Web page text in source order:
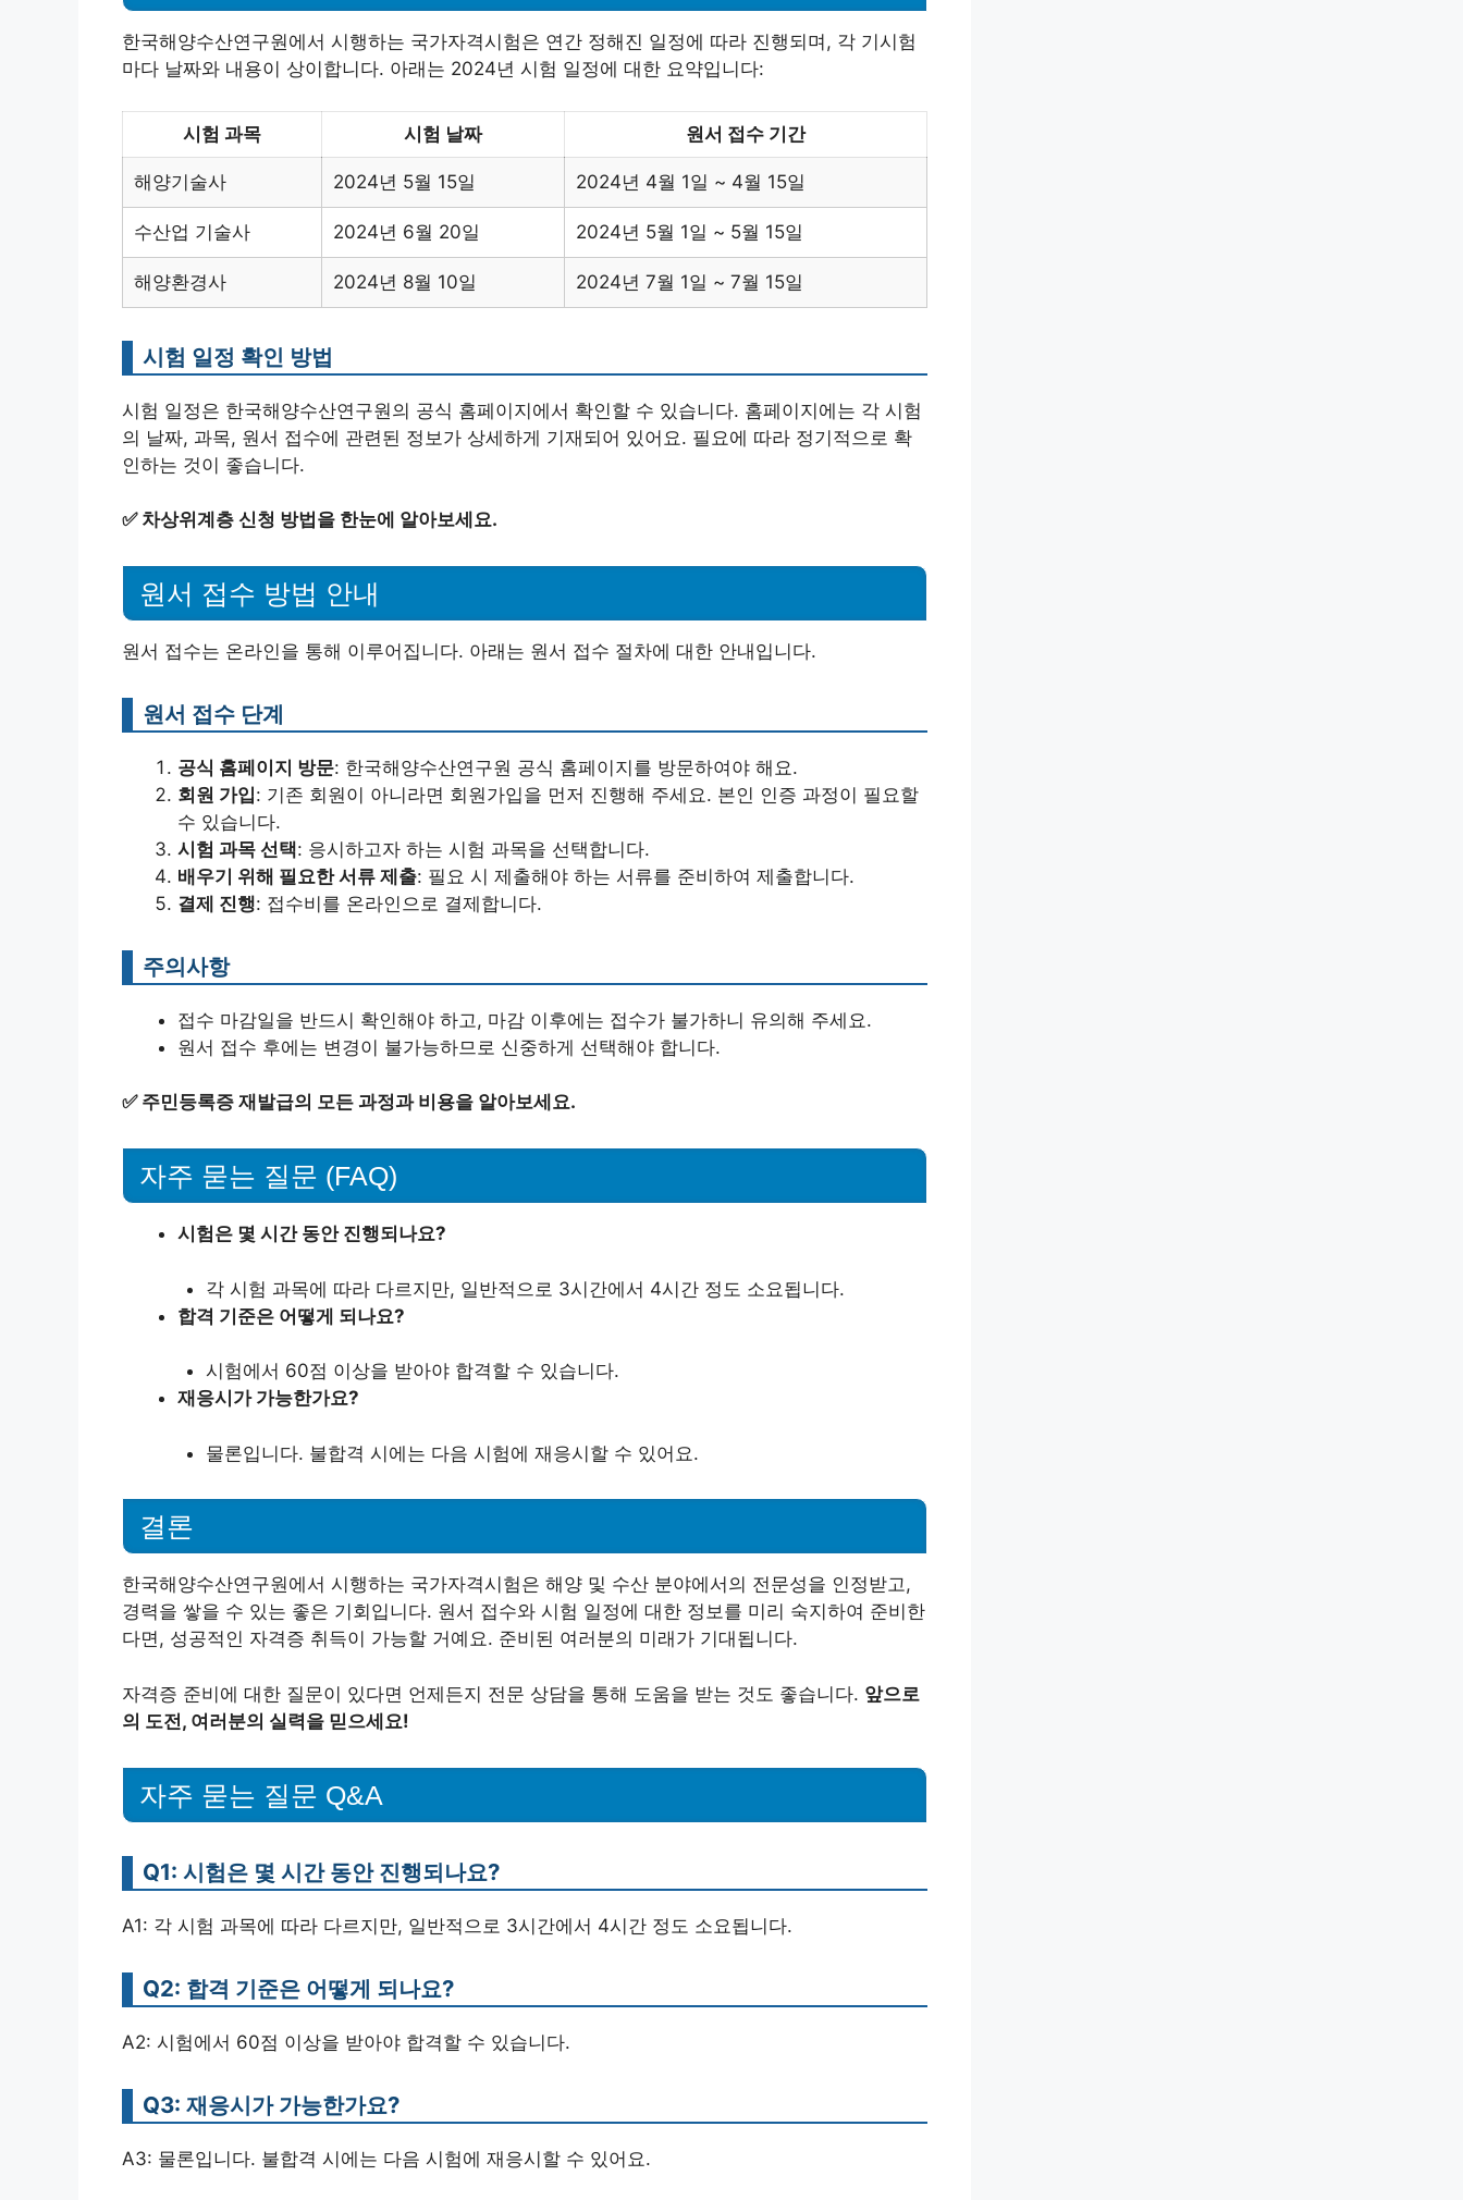
한국해양수산연구원에서 시행하는 국가자격시험은 연간 정해진 일정에 따라 진행되며, 각 기시험
마다 날짜와 내용이 상이합니다. 아래는 2024년 시험 일정에 대한 요약입니다:
시험 과목 시험 날짜 원서 접수 기간
해양기술사 2024년 5월 15일 2024년 4월 1일 ~ 4월 15일
수산업 기술사 2024년 6월 20일 2024년 5월 1일 ~ 5월 15일
해양환경사 2024년 8월 10일 2024년 7월 1일 ~ 7월 15일
시험 일정 확인 방법
시험 일정은 한국해양수산연구원의 공식 홈페이지에서 확인할 수 있습니다. 홈페이지에는 각 시험
의 날짜, 과목, 원서 접수에 관련된 정보가 상세하게 기재되어 있어요. 필요에 따라 정기적으로 확
인하는 것이 좋습니다.
✅ 차상위계층 신청 방법을 한눈에 알아보세요.
원서 접수 방법 안내
원서 접수는 온라인을 통해 이루어집니다. 아래는 원서 접수 절차에 대한 안내입니다.
원서 접수 단계
공식 홈페이지 방문: 한국해양수산연구원 공식 홈페이지를 방문하여야 해요.
회원 가입: 기존 회원이 아니라면 회원가입을 먼저 진행해 주세요. 본인 인증 과정이 필요할
수 있습니다.
시험 과목 선택: 응시하고자 하는 시험 과목을 선택합니다.
배우기 위해 필요한 서류 제출: 필요 시 제출해야 하는 서류를 준비하여 제출합니다.
결제 진행: 접수비를 온라인으로 결제합니다.
주의사항
접수 마감일을 반드시 확인해야 하고, 마감 이후에는 접수가 불가하니 유의해 주세요.
원서 접수 후에는 변경이 불가능하므로 신중하게 선택해야 합니다.
✅ 주민등록증 재발급의 모든 과정과 비용을 알아보세요.
자주 묻는 질문 (FAQ)
시험은 몇 시간 동안 진행되나요?
각 시험 과목에 따라 다르지만, 일반적으로 3시간에서 4시간 정도 소요됩니다.
합격 기준은 어떻게 되나요?
시험에서 60점 이상을 받아야 합격할 수 있습니다.
재응시가 가능한가요?
물론입니다. 불합격 시에는 다음 시험에 재응시할 수 있어요.
결론
한국해양수산연구원에서 시행하는 국가자격시험은 해양 및 수산 분야에서의 전문성을 인정받고,
경력을 쌓을 수 있는 좋은 기회입니다. 원서 접수와 시험 일정에 대한 정보를 미리 숙지하여 준비한
다면, 성공적인 자격증 취득이 가능할 거예요. 준비된 여러분의 미래가 기대됩니다.
자격증 준비에 대한 질문이 있다면 언제든지 전문 상담을 통해 도움을 받는 것도 좋습니다. 앞으로
의 도전, 여러분의 실력을 믿으세요!
자주 묻는 질문 Q&A
Q1: 시험은 몇 시간 동안 진행되나요?
A1: 각 시험 과목에 따라 다르지만, 일반적으로 3시간에서 4시간 정도 소요됩니다.
Q2: 합격 기준은 어떻게 되나요?
A2: 시험에서 60점 이상을 받아야 합격할 수 있습니다.
Q3: 재응시가 가능한가요?
A3: 물론입니다. 불합격 시에는 다음 시험에 재응시할 수 있어요.